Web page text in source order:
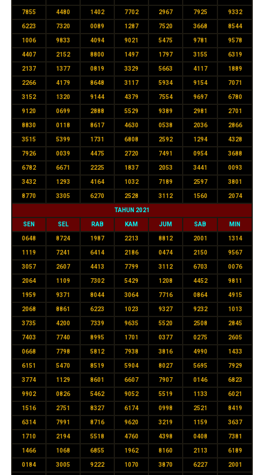
7855 4480 1402 7702 2967 7925 9332
6223 7320 0089 1287 7520 3668 8544
1006 9833 4094 9021 5475 9781 9578
4407 2152 8800 1497 1797 3155 6319
2137 1377 0819 3329 5663 4117 1889
2266 4179 8648 3117 5934 9154 7071
3152 1320 9144 4379 7554 9697 6780
9120 0699 2888 5529 9389 2981 2701
8830 0118 8617 4630 0538 2036 2866
3515 5399 1731 6808 2592 1294 4328
7926 0039 4475 2720 7491 0954 3688
6782 6671 2225 1837 2053 3441 0093
3432 1293 4164 1032 7189 2597 3801
8770 3305 6270 2528 3112 1560 2074
TAHUN 2021
SEN SEL RAB KAM JUM SAB MIN
0648 8724 1987 2213 8812 2001 1314
1119 7241 6414 2186 0474 2150 9567
3057 2607 4413 7799 3112 6703 0076
2064 1109 7302 5429 1208 4452 9811
1959 9371 8044 3064 7716 0864 4915
2068 8861 6223 1023 9327 9232 1013
3735 4200 7339 9635 5520 2508 2845
7403 7740 8995 1701 0377 0275 2605
0668 7798 5812 7938 3816 4990 1433
6151 5470 8519 5904 8027 5695 7929
3774 1129 8601 6607 7907 0146 6823
9902 0826 5462 9052 5519 1133 6021
1516 2751 8327 6174 0998 2521 8419
6314 7991 8716 9620 3219 1159 3637
1710 2194 5518 4760 4398 0408 7381
1466 1068 6855 1962 8160 2113 6189
0184 3005 9222 1070 3870 6227 2001